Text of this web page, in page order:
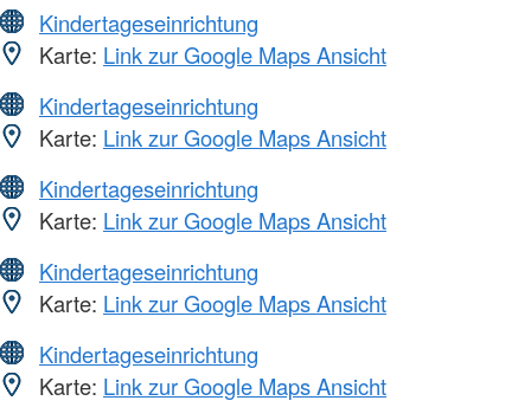
Kindertageseinrichtung
Karte: Link zur Google Maps Ansicht
Kindertageseinrichtung
Karte: Link zur Google Maps Ansicht
Kindertageseinrichtung
Karte: Link zur Google Maps Ansicht
Kindertageseinrichtung
Karte: Link zur Google Maps Ansicht
Kindertageseinrichtung
Karte: Link zur Google Maps Ansicht